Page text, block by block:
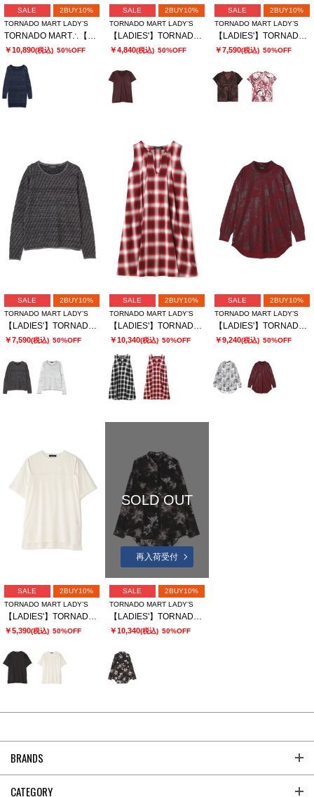
SALE
2BUY10%
TORNADO MART LADY’S
TORNADO MART∴【LADIES'】フェザーヤーンボートネックロングニット
￥10,890(税込) 50%OFF
SALE
2BUY10%
TORNADO MART LADY’S
【LADIES'】TORNADO MART ∴フォイルプリーツ半袖カットソー? ?
￥4,840(税込) 50%OFF
SALE
2BUY10%
TORNADO MART LADY’S
【LADIES'】TORNADO MART∴MIXアニマルスキッパーブラウス
￥7,590(税込) 50%OFF
SALE
2BUY10%
TORNADO MART LADY’S
【LADIES'】TORNADO MART∴バイアスタッククルーネックニット
￥7,590(税込) 50%OFF
SALE
2BUY10%
TORNADO MART LADY’S
【LADIES'】TORNADO MART∴オンブレーチェックワンピース
￥10,340(税込) 50%OFF
SALE
2BUY10%
TORNADO MART LADY’S
【LADIES'】TORNADO MART∴カスリフォイルハイネックロングカットソー
￥9,240(税込) 50%OFF
SALE
2BUY10%
TORNADO MART LADY’S
￥5,390(税込) 50%OFF
SOLD OUT
再入荷受付
SALE
2BUY10%
TORNADO MART LADY’S
￥10,340(税込) 50%OFF
BRANDS
CATEGORY